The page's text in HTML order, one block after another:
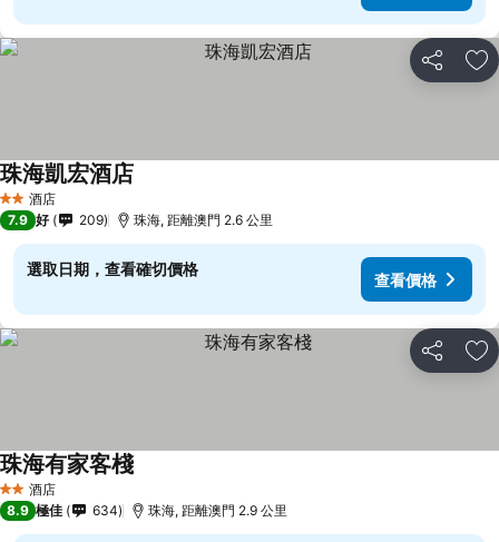
分享 放
2 星級酒店
珠海凱宏酒店
7.9 好 209 珠海, 距離澳門 2.6 公里
選取日期，查看確切價格
查看價格
分享 放
2 星級酒店
珠海有家客棧查看價格
8.9 極佳 634 珠海, 距離澳門 2.9 公里